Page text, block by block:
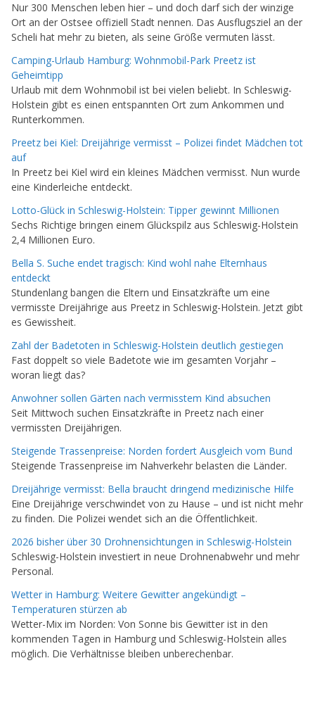
Nur 300 Menschen leben hier – und doch darf sich der winzige
Ort an der Ostsee offiziell Stadt nennen. Das Ausflugsziel an der
Scheli hat mehr zu bieten, als seine Größe vermuten lässt.
Camping-Urlaub Hamburg: Wohnmobil-Park Preetz ist
Geheimtipp
Urlaub mit dem Wohnmobil ist bei vielen beliebt. In Schleswig-
Holstein gibt es einen entspannten Ort zum Ankommen und
Runterkommen.
Preetz bei Kiel: Dreijährige vermisst – Polizei findet Mädchen tot
auf
In Preetz bei Kiel wird ein kleines Mädchen vermisst. Nun wurde
eine Kinderleiche entdeckt.
Lotto-Glück in Schleswig-Holstein: Tipper gewinnt Millionen
Sechs Richtige bringen einem Glückspilz aus Schleswig-Holstein
2,4 Millionen Euro.
Bella S. Suche endet tragisch: Kind wohl nahe Elternhaus
entdeckt
Stundenlang bangen die Eltern und Einsatzkräfte um eine
vermisste Dreijährige aus Preetz in Schleswig-Holstein. Jetzt gibt
es Gewissheit.
Zahl der Badetoten in Schleswig-Holstein deutlich gestiegen
Fast doppelt so viele Badetote wie im gesamten Vorjahr –
woran liegt das?
Anwohner sollen Gärten nach vermisstem Kind absuchen
Seit Mittwoch suchen Einsatzkräfte in Preetz nach einer
vermissten Dreijährigen.
Steigende Trassenpreise: Norden fordert Ausgleich vom Bund
Steigende Trassenpreise im Nahverkehr belasten die Länder.
Dreijährige vermisst: Bella braucht dringend medizinische Hilfe
Eine Dreijährige verschwindet von zu Hause – und ist nicht mehr
zu finden. Die Polizei wendet sich an die Öffentlichkeit.
2026 bisher über 30 Drohnensichtungen in Schleswig-Holstein
Schleswig-Holstein investiert in neue Drohnenabwehr und mehr
Personal.
Wetter in Hamburg: Weitere Gewitter angekündigt –
Temperaturen stürzen ab
Wetter-Mix im Norden: Von Sonne bis Gewitter ist in den
kommenden Tagen in Hamburg und Schleswig-Holstein alles
möglich. Die Verhältnisse bleiben unberechenbar.